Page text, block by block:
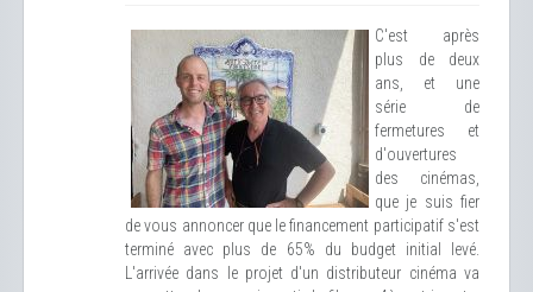
C'est après
plus de deux
ans, et une
série de
fermetures et
d'ouvertures
des cinémas,
que je suis fier
de vous annoncer que le financement participatif s'est
terminé avec plus de 65% du budget initial levé.
L'arrivée dans le projet d'un distributeur cinéma va